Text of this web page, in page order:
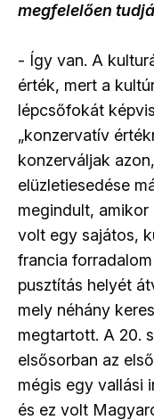
megfelelően
- Így van. A
érték, mert a
lépcsőfokát
„konzervatív
konzerváljak
elüzletiesedése
megindult,
volt egy sajátos,
francia
pusztítás helyét
mely néhány
megtartott. A 20.
elsősorban az
mégis egy vallási
és ez volt